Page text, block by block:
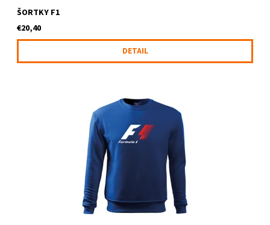
ŠORTKY F1
€20,40
DETAIL
Mikina classic s logom F1